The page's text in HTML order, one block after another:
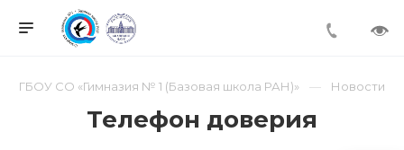
ГБОУ СО «Гимназия № 1 (Базовая школа РАН)» Новости
Телефон доверия